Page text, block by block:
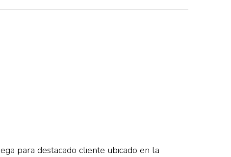
para destacado cliente ubicado en la